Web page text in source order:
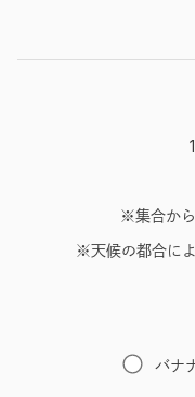
※集合から
※天候の都合に
バナ